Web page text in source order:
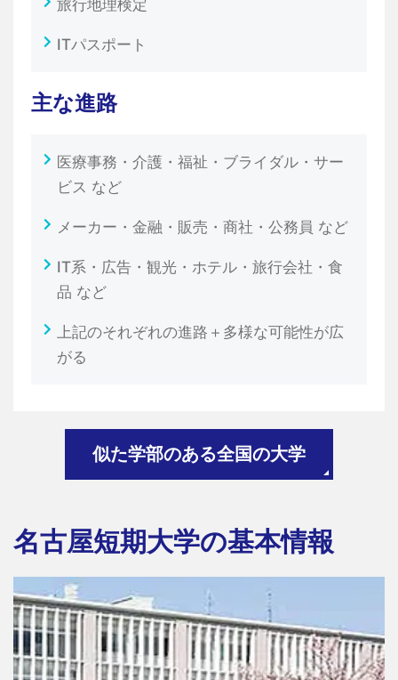
旅行地理検定
ITパスポート
主な進路
医療事務・介護・福祉・ブライダル・サー
ビス など
メーカー・金融・販売・商社・公務員 など
IT系・広告・観光・ホテル・旅行会社・食
品 など
上記のそれぞれの進路＋多様な可能性が広
がる
似た学部のある全国の大学
名古屋短期大学の基本情報